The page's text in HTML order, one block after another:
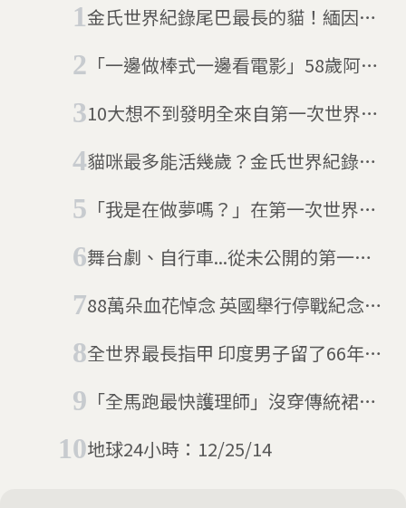
金氏世界紀錄尾巴最長的貓！緬因貓
每天都被打臉
「一邊做棒式一邊看電影」58歲阿嬤
10大想不到發明全來自第一次世界大
貓咪最多能活幾歲？金氏世界紀錄最
「我是在做夢嗎？」在第一次世界大
舞台劇、自行車...從未公開的第一次
88萬朵血花悼念 英國舉行停戰紀念儀
全世界最長指甲 印度男子留了66年後
「全馬跑最快護理師」沒穿傳統裙裝
歉
地球24小時：12/25/14